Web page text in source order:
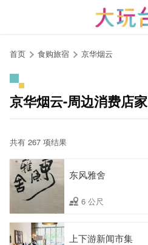
首页 食购旅宿 京华烟云
京华烟云-周边消费店家
共有 267 项结果
东风雅舍
6 公尺
上下游新闻市集